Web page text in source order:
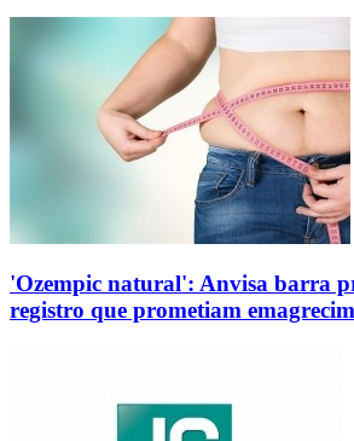
'Ozempic natural': Anvisa barra
registro que prometiam